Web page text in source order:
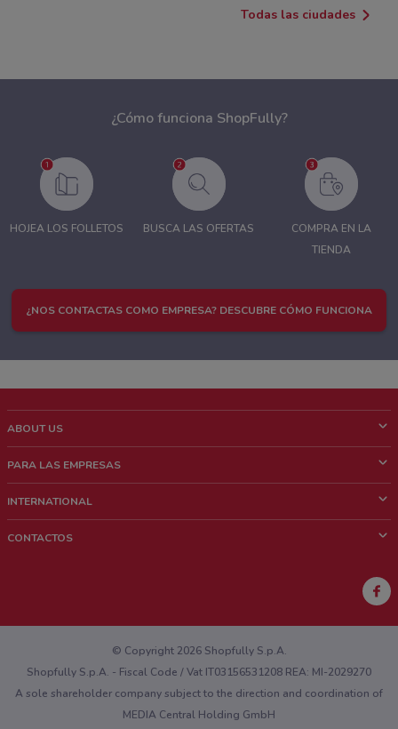
Todas las ciudades
¿Cómo funciona ShopFully?
HOJEA LOS FOLLETOS BUSCA LAS OFERTAS
COMPRA EN LA
TIENDA
¿NOS CONTACTAS COMO EMPRESA? DESCUBRE CÓMO FUNCIONA
ABOUT US
¿Quiénes Somos?
Trabaja con nosotros
PARA LAS EMPRESAS
Contacto comercial
INTERNATIONAL
CONTACTOS
¿Encontraste un problema en la web o en la aplicación?
© Copyright 2026 Shopfully S.p.A.
Shopfully S.p.A. - Fiscal Code / Vat IT03156531208 REA: MI-2029270
A sole shareholder company subject to the direction and coordination of
MEDIA Central Holding GmbH